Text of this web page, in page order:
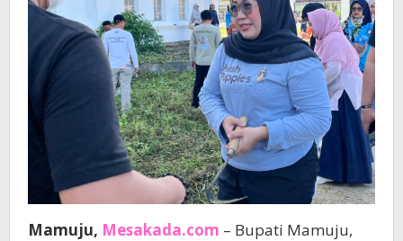
Mamuju, Mesakada.com – Bupati Mamuju,